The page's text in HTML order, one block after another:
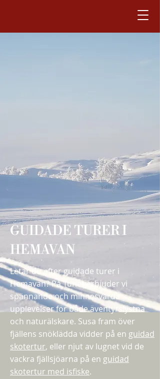
GUIDADE TURER I
HEMAVAN
Letar du efter guidade turer i
Hemavan? På Tunet erbjuder vi
spännande och minnesvärda
upplevelser för både äventyrslystna
och naturälskare. Susa fram över
fjällens snöklädda vidder på en guidad
skotertur, eller njut av lugnet vid de
vackra fjällsjöarna på en guidad
skotertur med isfiske.